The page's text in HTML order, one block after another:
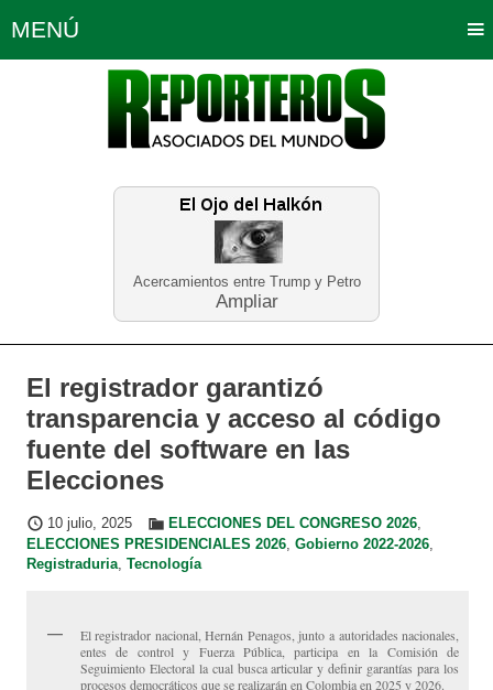
Acercamientos entre Trump y Petro
Ampliar
MENÚ
Política Opinión Bogotá
Planeta Tierra Deportes
Educación Neira
El registrador garantizó
transparencia y acceso al código
fuente del software en las
Elecciones
10 julio, 2025 ELECCIONES DEL CONGRESO 2026,
ELECCIONES PRESIDENCIALES 2026, Gobierno 2022-2026,
Registraduria, Tecnología
El registrador nacional, Hernán Penagos, junto a autoridades nacionales,
entes de control y Fuerza Pública, participa en la Comisión de
Seguimiento Electoral la cual busca articular y definir garantías para los
procesos democráticos que se realizarán en Colombia en 2025 y 2026.